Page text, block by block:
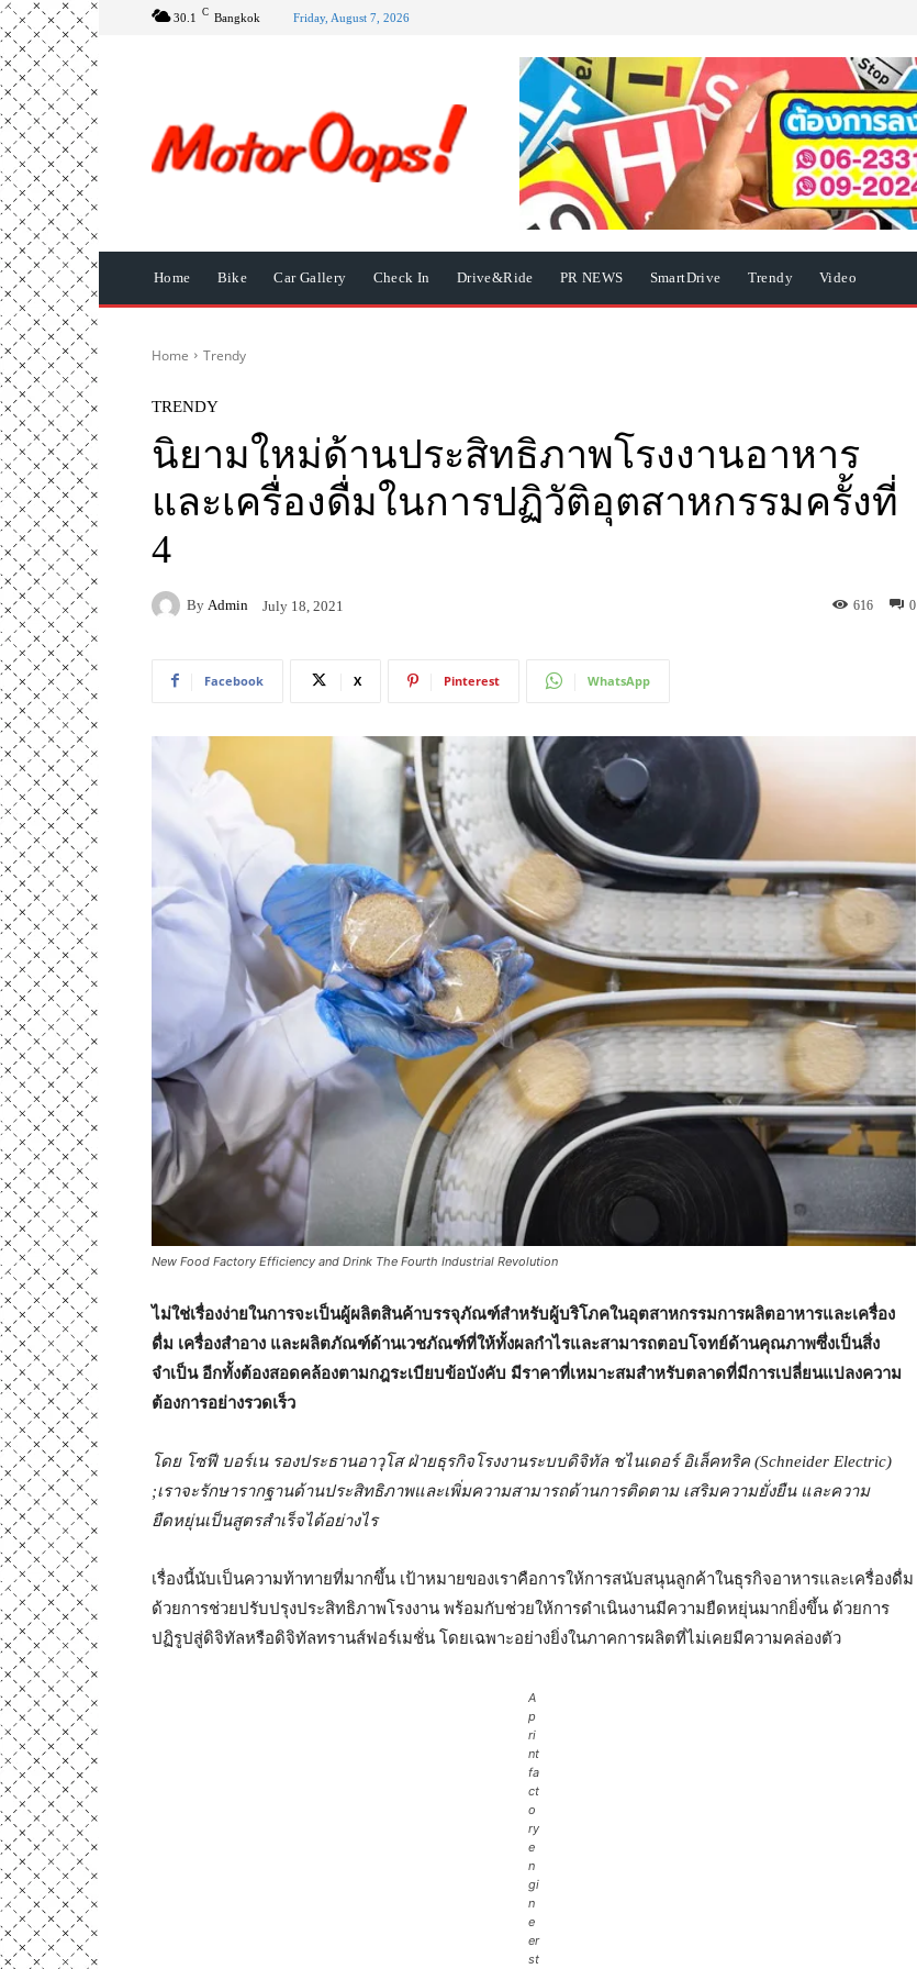
30.1 C Bangkok Friday, August 7, 2026
Home Bike Car Gallery Check In Drive&Ride PR NEWS SmartDrive Trendy Video
Home Trendy
TRENDY
นิยามใหม่ด้านประสิทธิภาพโรงงานอาหาร
และเครื่องดื่มในการปฏิวัติอุตสาหกรรมครั้งที่
4
By Admin July 18, 2021 0
616
Facebook X Pinterest WhatsApp
New Food Factory Efficiency and Drink The Fourth Industrial Revolution
ไม่ใช่เรื่องง่ายในการจะเป็นผู้ผลิตสินค้าบรรจุภัณฑ์สำหรับผู้บริโภคในอุตสาหกรรมการผลิตอาหารและเครื่อง
ดื่ม เครื่องสำอาง และผลิตภัณฑ์ด้านเวชภัณฑ์ที่ให้ทั้งผลกำไรและสามารถตอบโจทย์ด้านคุณภาพซึ่งเป็นสิ่ง
จำเป็น อีกทั้งต้องสอดคล้องตามกฎระเบียบข้อบังคับ มีราคาที่เหมาะสมสำหรับตลาดที่มีการเปลี่ยนแปลงความ
ต้องการอย่างรวดเร็ว
โดย โซฟี บอร์เน รองประธานอาวุโส ฝ่ายธุรกิจโรงงานระบบดิจิทัล ชไนเดอร์ อิเล็คทริค (Schneider Electric)
;เราจะรักษารากฐานด้านประสิทธิภาพและเพิ่มความสามารถด้านการติดตาม เสริมความยั่งยืน และความ
ยืดหยุ่นเป็นสูตรสำเร็จได้อย่างไร
เรื่องนี้นับเป็นความท้าทายที่มากขึ้น เป้าหมายของเราคือการให้การสนับสนุนลูกค้าในธุรกิจอาหารและเครื่องดื่ม
ด้วยการช่วยปรับปรุงประสิทธิภาพโรงงาน พร้อมกับช่วยให้การดำเนินงานมีความยืดหยุ่นมากยิ่งขึ้น ด้วยการ
ปฏิรูปสู่ดิจิทัลหรือดิจิทัลทรานส์ฟอร์เมชั่น โดยเฉพาะอย่างยิ่งในภาคการผลิตที่ไม่เคยมีความคล่องตัว
A
p
ri
nt
fa
ct
o
ry
e
n
gi
n
e
er
st